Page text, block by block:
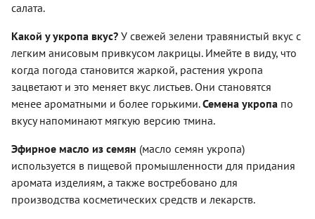
салата.
Какой у укропа вкус? У свежей зелени травянистый вкус с
легким анисовым привкусом лакрицы. Имейте в виду, что
когда погода становится жаркой, растения укропа
зацветают и это меняет вкус листьев. Они становятся
менее ароматными и более горькими.Семена укропа по
вкусу напоминают мягкую версию тмина.
Эфирное масло из семян (масло семян укропа)
используется в пищевой промышленности для придания
аромата изделиям, а также востребовано для
производства косметических средств и лекарств.